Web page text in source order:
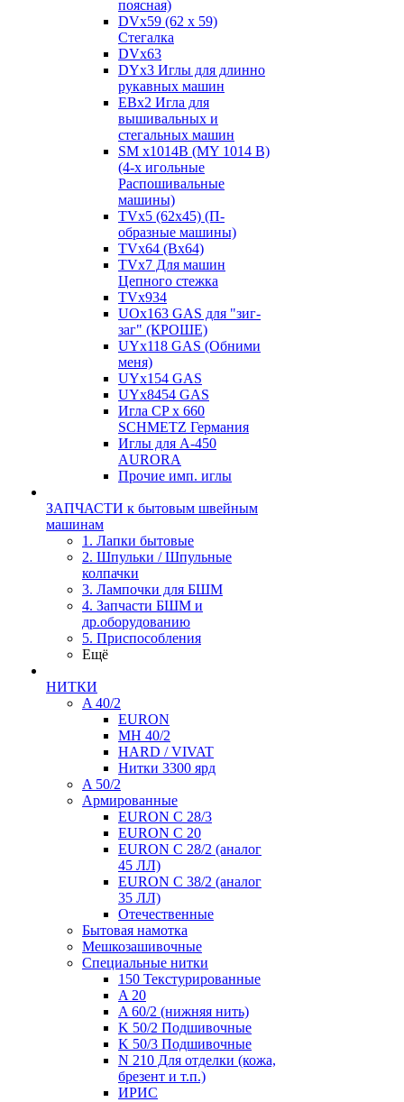
поясная)
DVx59 (62 x 59)
Стегалка
DVx63
DYx3 Иглы для длинно
рукавных машин
EBx2 Игла для
вышивальных и
стегальных машин
SM x1014B (MY 1014 B)
(4-х игольные
Распошивальные
машины)
TVх5 (62х45) (П-
образные машины)
TVх64 (Вх64)
TVх7 Для машин
Цепного стежка
TVх934
UOx163 GAS для "зиг-
заг" (КРОШЕ)
UYx118 GAS (Обними
меня)
UYx154 GAS
UYx8454 GAS
Игла CP х 660
SCHMETZ Германия
Иглы для А-450
AURORA
Прочие имп. иглы
ЗАПЧАСТИ к бытовым швейным
машинам
1. Лапки бытовые
2. Шпульки / Шпульные
колпачки
3. Лампочки для БШМ
4. Запчасти БШМ и
др.оборудованию
5. Приспособления
Ещё
НИТКИ
A 40/2
EURON
MH 40/2
HARD / VIVAT
Нитки 3300 ярд
A 50/2
Армированные
EURON C 28/3
EURON C 20
EURON C 28/2 (аналог
45 ЛЛ)
EURON C 38/2 (аналог
35 ЛЛ)
Отечественные
Бытовая намотка
Мешкозашивочные
Специальные нитки
150 Текстурированные
A 20
A 60/2 (нижняя нить)
K 50/2 Подшивочные
K 50/3 Подшивочные
N 210 Для отделки (кожа,
брезент и т.п.)
ИРИС